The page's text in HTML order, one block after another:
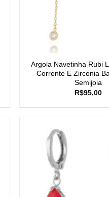
Argola Navetinha Rubi
Corrente E Zirconia
Semijoia
R$95,00